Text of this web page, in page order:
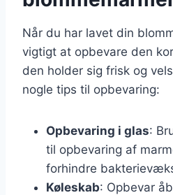
Når du har lavet din
vigtigt at opbevare den
den holder sig frisk og
nogle tips til opbevaring:
Opbevaring i glas:
til opbevaring af
forhindre
Køleskab: Opbevar